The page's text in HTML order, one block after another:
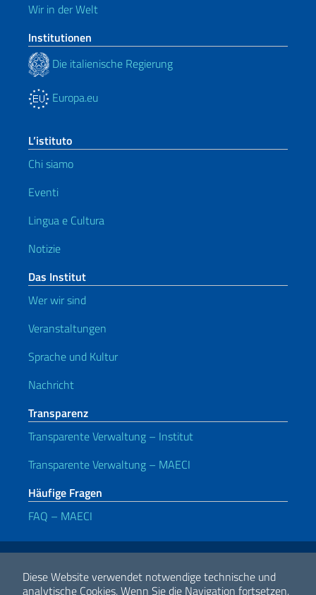
Diese Website verwendet notwendige technische und
analytische Cookies.Wenn Sie die Navigation fortsetzen,
Wir in der Welt
Institutionen
Die italienische Regierung
Europa.eu
L’istituto
Chi siamo
Eventi
Lingua e Cultura
Notizie
Das Institut
Wer wir sind
Veranstaltungen
Sprache und Kultur
Nachricht
Transparenz
Transparente Verwaltung – Institut
Transparente Verwaltung – MAECI
Häufige Fragen
FAQ – MAECI
Nützliche Links